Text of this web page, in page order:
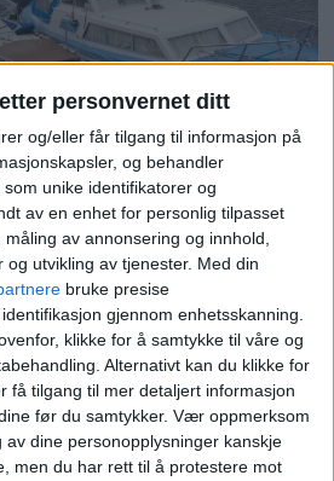
personvernet ditt
og/eller får tilgang til informasjon på
og behandler
unike identifikatorer og
av en enhet for personlig tilpasset
av annonsering og innhold,
utvikling av tjenester. Med din
bruke presise
gjennom enhetsskanning.
klikke for å samtykke til våre og
Alternativt kan du klikke for
få tilgang til mer detaljert informasjon
før du samtykker. Vær oppmerksom
av dine personopplysninger kanskje
men du har rett til å protestere mot
etter én dag. Nå
fortøyde fartøy
– dette